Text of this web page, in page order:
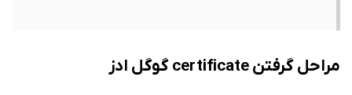
مراحل گرفتنcertificate گوگل ادز